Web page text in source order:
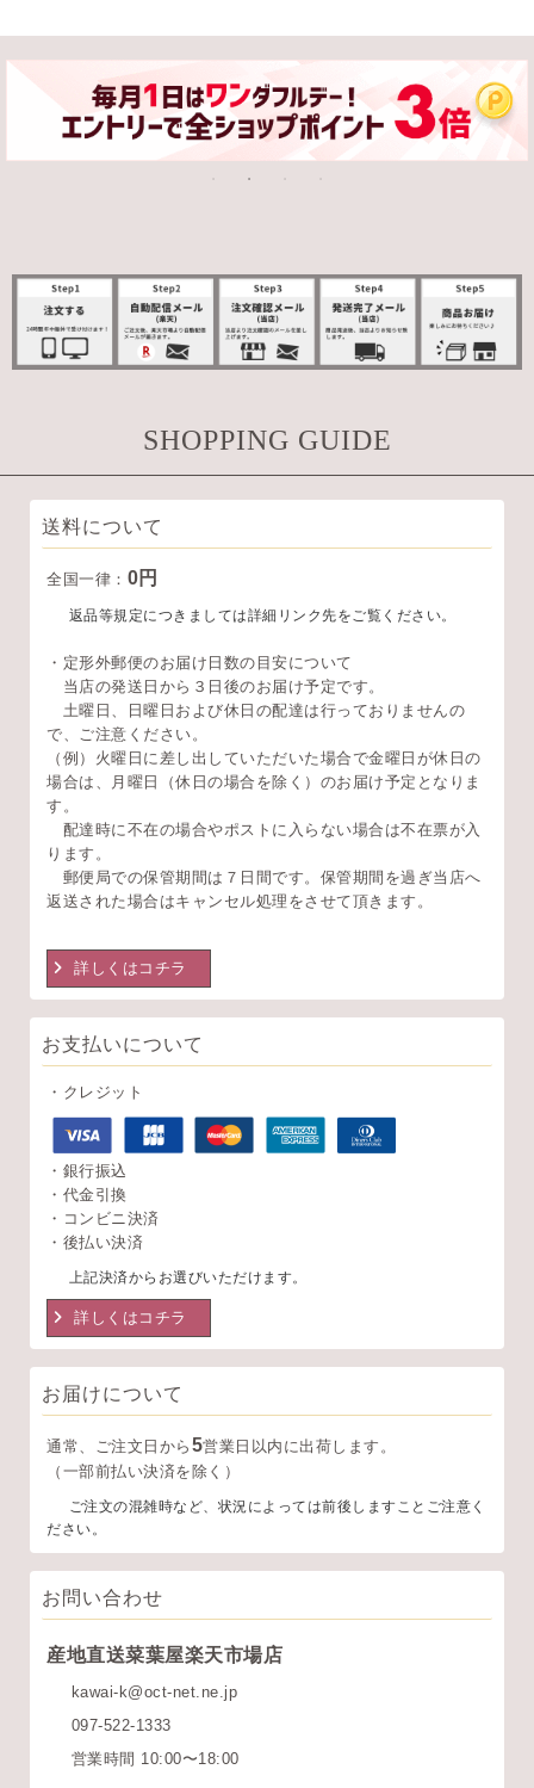
SHOPPING GUIDE
送料について
全国一律： 0円
返品等規定につきましては詳細リンク先をご覧ください。
・定形外郵便のお届け日数の目安について
当店の発送日から３日後のお届け予定です。
土曜日、日曜日および休日の配達は行っておりませんの
で、ご注意ください。
（例）火曜日に差し出していただいた場合で金曜日が休日の
場合は、月曜日（休日の場合を除く）のお届け予定となりま
す。
配達時に不在の場合やポストに入らない場合は不在票が入
ります。
郵便局での保管期間は７日間です。保管期間を過ぎ当店へ
返送された場合はキャンセル処理をさせて頂きます。
詳しくはコチラ
お支払いについて
・クレジット
・銀行振込
・代金引換
・コンビニ決済
・後払い決済
上記決済からお選びいただけます。
詳しくはコチラ
お届けについて
通常、ご注文日から 5営業日以内に出荷します。
（一部前払い決済を除く）
ご注文の混雑時など、状況によっては前後しますことご注意く
ださい。
お問い合わせ
産地直送菜葉屋楽天市場店
kawai-k@oct-net.ne.jp
097-522-1333
営業時間 10:00〜18:00